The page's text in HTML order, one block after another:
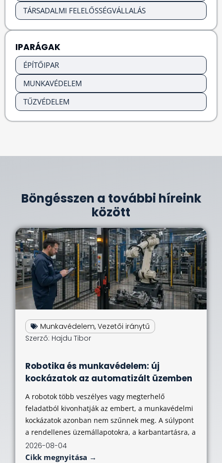
TÁRSADALMI FELELŐSSÉGVÁLLALÁS
IPARÁGAK
ÉPÍTŐIPAR
MUNKAVÉDELEM
TŰZVÉDELEM
Böngésszen a további híreink
között
Munkavédelem, Vezetői iránytű
Szerző: Hajdu Tibor
Robotika és munkavédelem: új
kockázatok az automatizált üzemben
A robotok több veszélyes vagy megterhelő
feladatból kivonhatják az embert, a munkavédelmi
kockázatok azonban nem szűnnek meg. A súlypont
a rendellenes üzemállapotokra, a karbantartásra, a
2026-08-04
Cikk megnyitása →